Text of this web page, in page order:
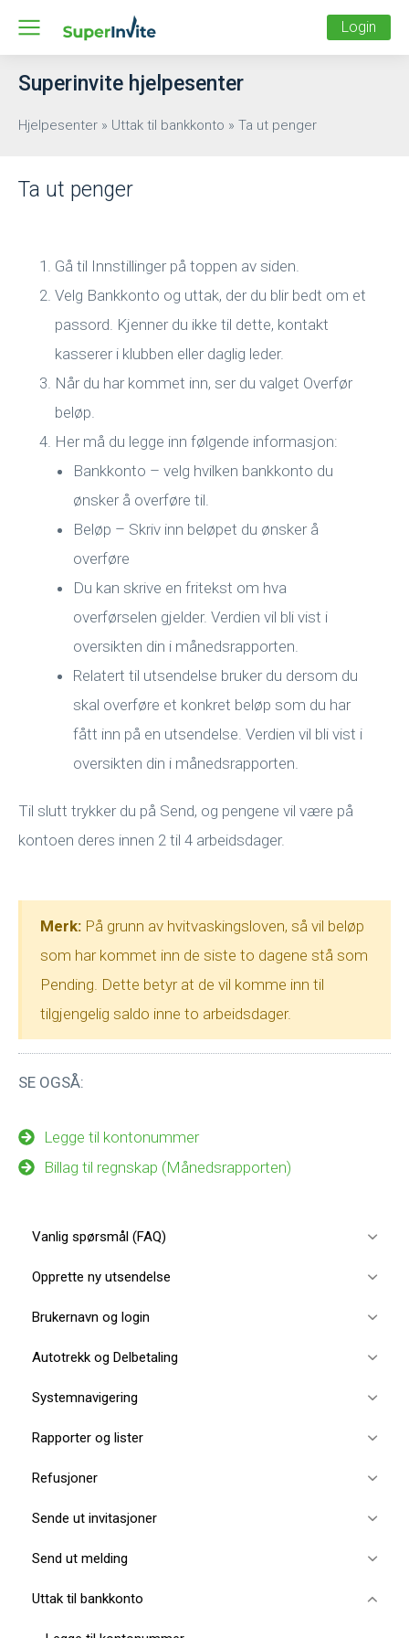
Login
Superinvite hjelpesenter
Hjelpesenter » Uttak til bankkonto » Ta ut penger
Vanlig spørsmål (FAQ)
Opprette ny utsendelse
Brukernavn og login
Autotrekk og Delbetaling
Systemnavigering
Rapporter og lister
Refusjoner
Sende ut invitasjoner
Send ut melding
Uttak til bankkonto
Ta ut penger
Gå til Innstillinger på toppen av siden.
Velg Bankkonto og uttak, der du blir bedt om et
passord. Kjenner du ikke til dette, kontakt
kasserer i klubben eller daglig leder.
Når du har kommet inn, ser du valget Overfør
beløp.
Her må du legge inn følgende informasjon:
Bankkonto – velg hvilken bankkonto du
ønsker å overføre til.
Beløp – Skriv inn beløpet du ønsker å
overføre
Du kan skrive en fritekst om hva
overførselen gjelder. Verdien vil bli vist i
oversikten din i månedsrapporten.
Relatert til utsendelse bruker du dersom du
skal overføre et konkret beløp som du har
fått inn på en utsendelse. Verdien vil bli vist i
oversikten din i månedsrapporten.
Til slutt trykker du på Send, og pengene vil være på
kontoen deres innen 2 til 4 arbeidsdager.
Merk: På grunn av hvitvaskingsloven, så vil beløp
som har kommet inn de siste to dagene stå som
Pending. Dette betyr at de vil komme inn til
tilgjengelig saldo inne to arbeidsdager.
SE OGSÅ:
Legge til kontonummer
Billag til regnskap (Månedsrapporten)